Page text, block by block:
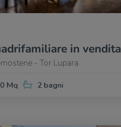
in vendita
- Tor Lupara
Mq 2 bagni